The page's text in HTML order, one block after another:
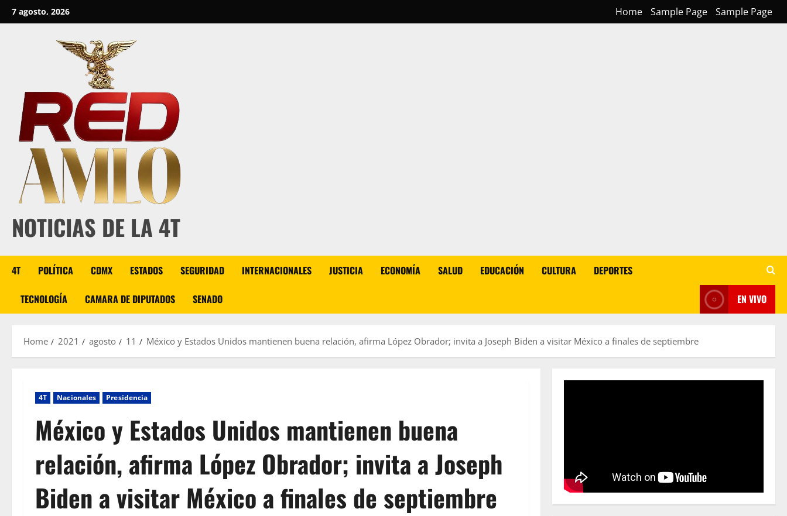
Skip
to
7 agosto, 2026 Home Sample Page Sample Page
NOTICIAS DE LA 4T
4T POLÍTICA CDMX ESTADOS SEGURIDAD INTERNACIONALES JUSTICIA ECONOMÍA SALUD EDUCACIÓN CULTURA DEPORTES
TECNOLOGÍA CAMARA DE DIPUTADOS SENADO EN VIVO
Home 2021 agosto 11 México y Estados Unidos mantienen buena relación, afirma López Obrador; invita a Joseph Biden a visitar México a finales de septiembre
4T Nacionales Presidencia
México y Estados Unidos mantienen buena
relación, afirma López Obrador; invita a Joseph
Biden a visitar México a finales de septiembre